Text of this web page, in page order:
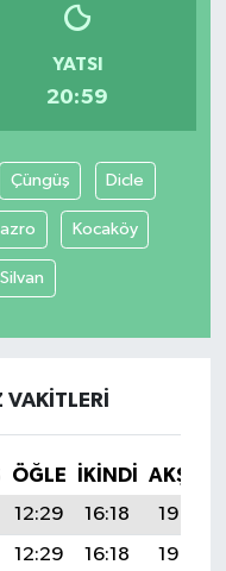
YATSI
20:59
Çüngüş Dicle
Kocaköy
Silvan
ÖĞLE İKINDI
AKŞAM
12:29 16:18
19:30
12:29 16:18
19:29